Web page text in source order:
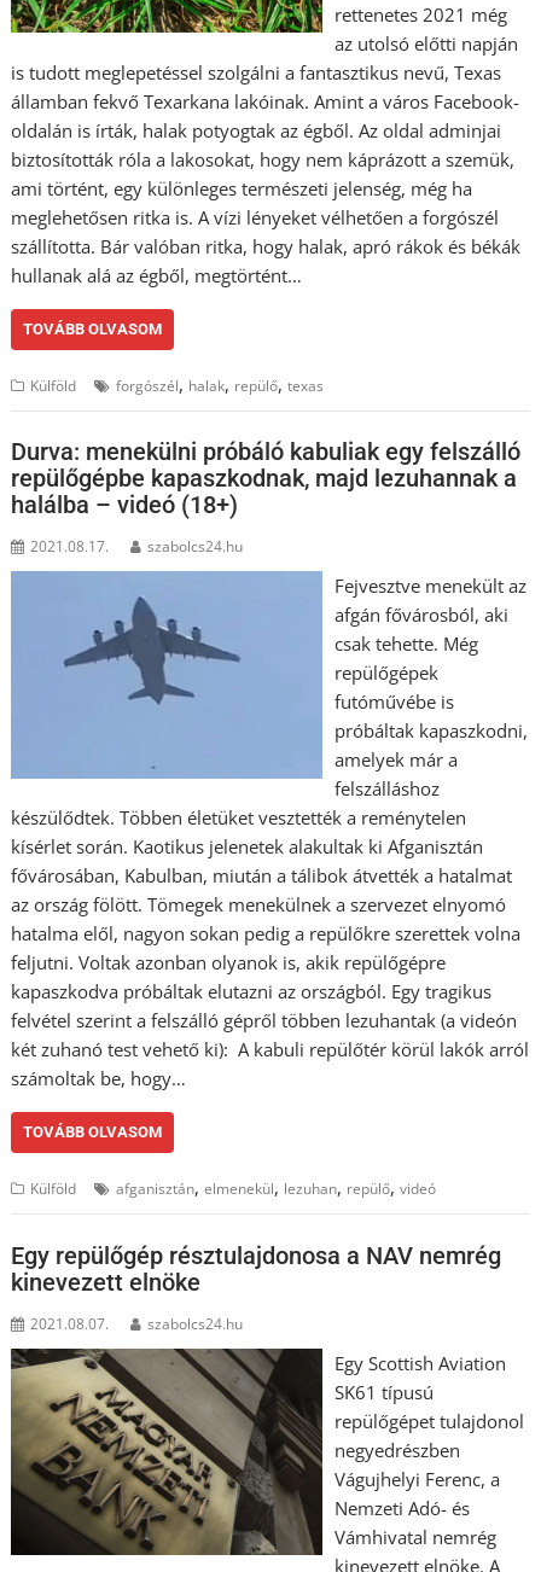
rettenetes 2021 még
az utolsó előtti napján
is tudott meglepetéssel szolgálni a fantasztikus nevű, Texas
államban fekvő Texarkana lakóinak. Amint a város Facebook-
oldalán is írták, halak potyogtak az égből. Az oldal adminjai
biztosították róla a lakosokat, hogy nem káprázott a szemük,
ami történt, egy különleges természeti jelenség, még ha
meglehetősen ritka is. A vízi lényeket vélhetően a forgószél
szállította. Bár valóban ritka, hogy halak, apró rákok és békák
hullanak alá az égből, megtörtént…
TOVÁBB OLVASOM
Külföld forgószél, halak, repülő,texas
Durva: menekülni próbáló kabuliak egy felszálló
repülőgépbe kapaszkodnak, majd lezuhannak a
halálba – videó (18+)
2021.08.17. szabolcs24.hu
Fejvesztve menekült az
afgán fővárosból, aki
csak tehette. Még
repülőgépek
futóművébe is
próbáltak kapaszkodni,
amelyek már a
felszálláshoz
készülődtek. Többen életüket vesztették a reménytelen
kísérlet során. Kaotikus jelenetek alakultak ki Afganisztán
fővárosában, Kabulban, miután a tálibok átvették a hatalmat
az ország fölött. Tömegek menekülnek a szervezet elnyomó
hatalma elől, nagyon sokan pedig a repülőkre szerettek volna
feljutni. Voltak azonban olyanok is, akik repülőgépre
kapaszkodva próbáltak elutazni az országból. Egy tragikus
felvétel szerint a felszálló gépről többen lezuhantak (a videón
két zuhanó test vehető ki): A kabuli repülőtér körül lakók arról
számoltak be, hogy…
TOVÁBB OLVASOM
Külföld afganisztán,elmenekül, lezuhan, repülő,videó
Egy repülőgép résztulajdonosa a NAV nemrég
kinevezett elnöke
2021.08.07. szabolcs24.hu
Egy Scottish Aviation
SK61 típusú
repülőgépet tulajdonol
negyedrészben
Vágujhelyi Ferenc, a
Nemzeti Adó- és
Vámhivatal nemrég
kinevezett elnöke. A